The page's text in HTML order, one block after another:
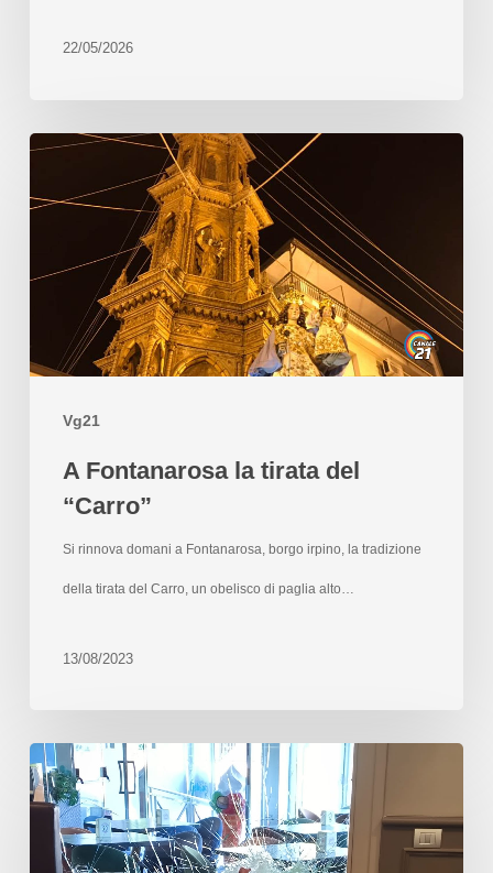
22/05/2026
Vg21
A Fontanarosa la tirata del
“Carro”
Si rinnova domani a Fontanarosa, borgo irpino, la tradizione
della tirata del Carro, un obelisco di paglia alto…
13/08/2023